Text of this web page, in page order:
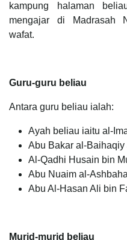
kampung halaman
mengajar di Madrasah
wafat.
Guru-guru beliau
Antara guru beliau ialah:
Ayah beliau iaitu al-
Abu Bakar al-
Al-Qadhi Husain bin
Abu Nuaim al-
Abu Al-Hasan Ali bin
Murid-murid beliau